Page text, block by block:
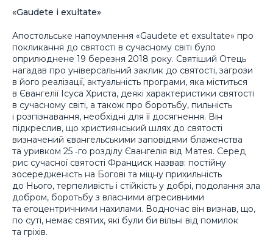
«Gaudete і exultate»
Апостольське напоумлення «Gaudete et exsultate» про
покликання до святості в сучасному світі було
оприлюднене 19 березня 2018 року. Святіший Отець
нагадав про універсальний заклик до святості, загрози
в його реалізації, актуальність програми, яка міститься
в Євангелії Ісуса Христа, деякі характеристики святості
в сучасному світі, а також про боротьбу, пильність
і розпізнавання, необхідні для її досягнення. Він
підкреслив, що християнський шлях до святості
визначений євангельськими заповідями блаженства
та уривком 25 ‑го розділу Євангелія від Матея. Серед
рис сучасної святості Франциск назвав: постійну
зосередженість на Богові та міцну прихильність
до Нього, терпеливість і стійкість у добрі, подолання зла
добром, боротьбу з власними агресивними
та егоцентричними нахилами. Водночас він визнав, що,
по суті, немає святих, які були би вільні від помилок
та гріхів.